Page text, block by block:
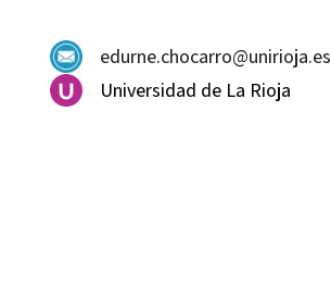
edurne.chocarro@unirioja.es
Universidad de La Rioja